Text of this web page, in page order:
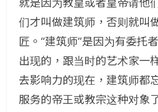
就是因为教皇或者皇帝请他
们才叫做建筑师，否则就叫
匠。“建筑师”是因为有委托
出现的，跟当时的艺术家一
去影响力的现在，建筑师都
服务的帝王或教宗这种对象